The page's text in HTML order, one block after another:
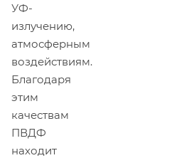
УФ-
излучению,
атмосферным
воздействиям.
Благодаря
этим
качествам
ПВДФ
находит